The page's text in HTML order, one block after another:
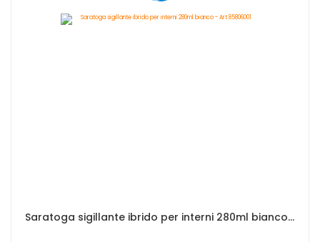
Saratoga sigillante ibrido per interni 280ml bianco - Art.85806001